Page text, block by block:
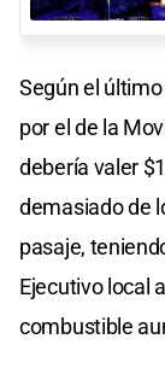
Según el
por el de la
debería valer
demasiado de
pasaje,
Ejecutivo local
combustible